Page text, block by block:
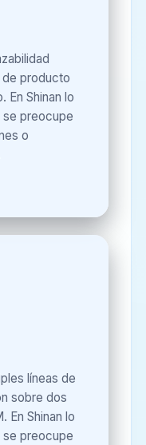
de producto
En Shinan lo
se preocupe
o
líneas de
sobre dos
En Shinan lo
se preocupe